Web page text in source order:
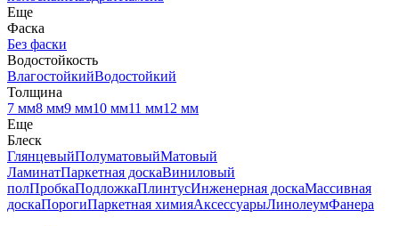
Еще
Фаска
Без фаски
Водостойкость
ВлагостойкийВодостойкий
Толщина
7 мм8 мм9 мм10 мм11 мм12 мм
Еще
Блеск
ГлянцевыйПолуматовыйМатовый
ЛаминатПаркетная доскаВиниловый
полПробкаПодложкаПлинтусИнженерная доскаМассивная
доскаПорогиПаркетная химияАксессуарыЛинолеумФанера